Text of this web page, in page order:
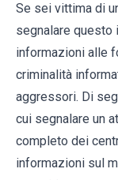
Se sei vittima di
segnalare questo
informazioni alle
criminalità
aggressori. Di
cui segnalare un
completo dei
informazioni sul